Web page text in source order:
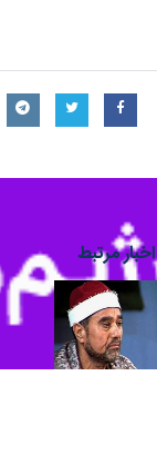
اخبار مرتبط
خاطره
تهران